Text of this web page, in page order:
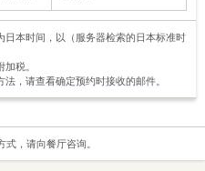
本时间，以（服务器检索的日本标准时
税。
，请查看确定预约时接收的邮件。
，请向餐厅咨询。